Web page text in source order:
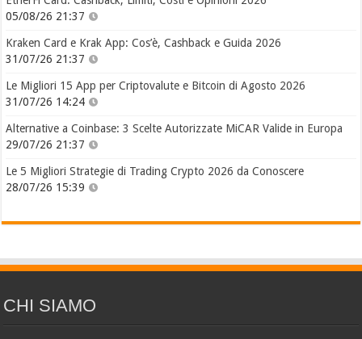
05/08/26 21:37
Kraken Card e Krak App: Cos’è, Cashback e Guida 2026
31/07/26 21:37
Le Migliori 15 App per Criptovalute e Bitcoin di Agosto 2026
31/07/26 14:24
Alternative a Coinbase: 3 Scelte Autorizzate MiCAR Valide in Europa
29/07/26 21:37
Le 5 Migliori Strategie di Trading Crypto 2026 da Conoscere
28/07/26 15:39
CHI SIAMO